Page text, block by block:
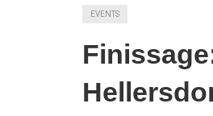
EVENTS